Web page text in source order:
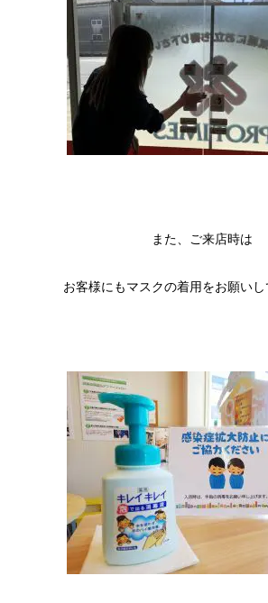
また、ご来店時は
お客様にもマスクの着用をお願いし